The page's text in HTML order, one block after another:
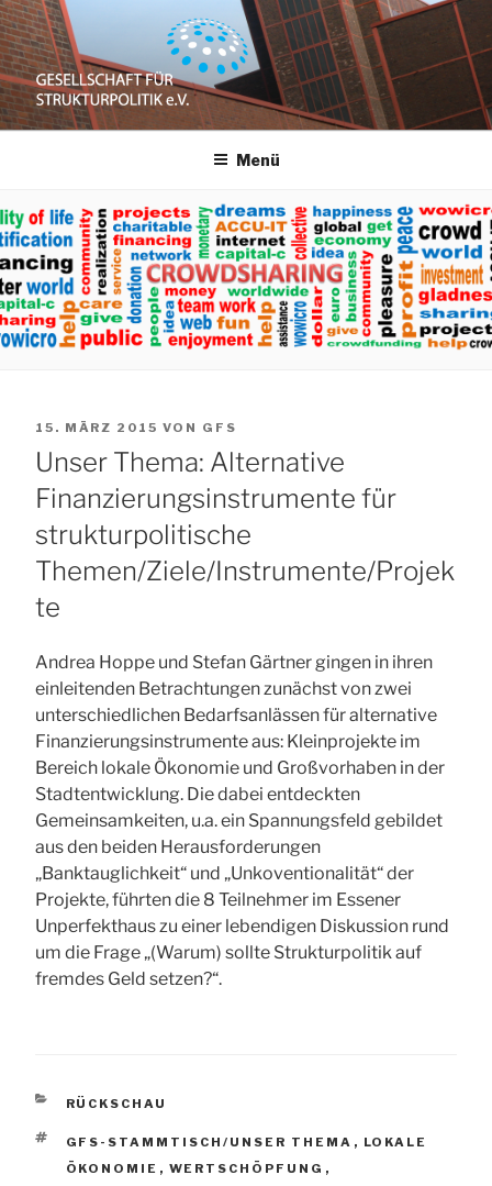
Zum
Inhalt
springen
GESELLSCHAFT
STRUKTURPOLITIK
e.V.
Menü
VERÖFFENTLICHT
AM
15. MÄRZ 2015 VON GFS
Unser Thema: Alternative
Finanzierungsinstrumente für
strukturpolitische
Themen/Ziele/Instrumente/Projek
te
Andrea Hoppe und Stefan Gärtner gingen in ihren
einleitenden Betrachtungen zunächst von zwei
unterschiedlichen Bedarfsanlässen für alternative
Finanzierungsinstrumente aus: Kleinprojekte im
Bereich lokale Ökonomie und Großvorhaben in der
Stadtentwicklung. Die dabei entdeckten
Gemeinsamkeiten, u.a. ein Spannungsfeld gebildet
aus den beiden Herausforderungen
„Banktauglichkeit“ und „Unkoventionalität“ der
Projekte, führten die 8 Teilnehmer im Essener
Unperfekthaus zu einer lebendigen Diskussion rund
um die Frage „(Warum) sollte Strukturpolitik auf
fremdes Geld setzen?“.
KATEGORIEN
RÜCKSCHAU
SCHLAGWÖRTER
GFS-STAMMTISCH/UNSER THEMA , LOKALE
ÖKONOMIE , WERTSCHÖPFUNG ,